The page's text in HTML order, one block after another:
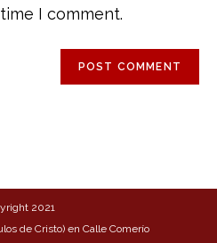
I comment.
2021
de Cristo) en Calle Comerío